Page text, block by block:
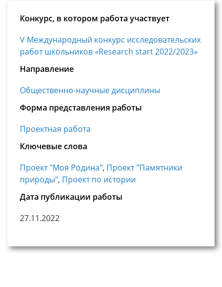
Конкурс, в котором работа участвует
V Международный конкурс исследовательских
работ школьников «Research start 2022/2023»
Направление
Общественно-научные дисциплины
Форма представления работы
Проектная работа
Ключевые слова
Проект "Моя Родина", Проект "Памятники
природы", Проект по истории
Дата публикации работы
27.11.2022